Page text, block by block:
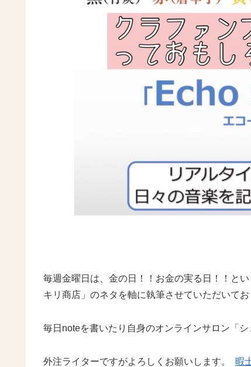
毎週金曜日は、金の日！！お金の実る日！！と
キリ商店」のネタを軸に執筆させていただいて
毎日noteを書いたり自身のオンラインサロン「
外注ライターですがよろしくお願いします。 暇